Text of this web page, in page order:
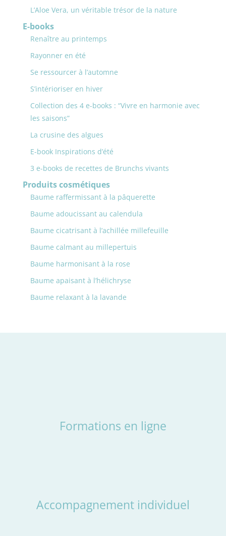
L’Aloe Vera, un véritable trésor de la nature
E-books
Renaître au printemps
Rayonner en été
Se ressourcer à l’automne
S’intérioriser en hiver
Collection des 4 e-books : “Vivre en harmonie avec
les saisons”
La crusine des algues
E-book Inspirations d’été
3 e-books de recettes de Brunchs vivants
Produits cosmétiques
Baume raffermissant à la pâquerette
Baume adoucissant au calendula
Baume cicatrisant à l’achillée millefeuille
Baume calmant au millepertuis
Baume harmonisant à la rose
Baume apaisant à l’hélichryse
Baume relaxant à la lavande
Formations en ligne
Accompagnement individuel